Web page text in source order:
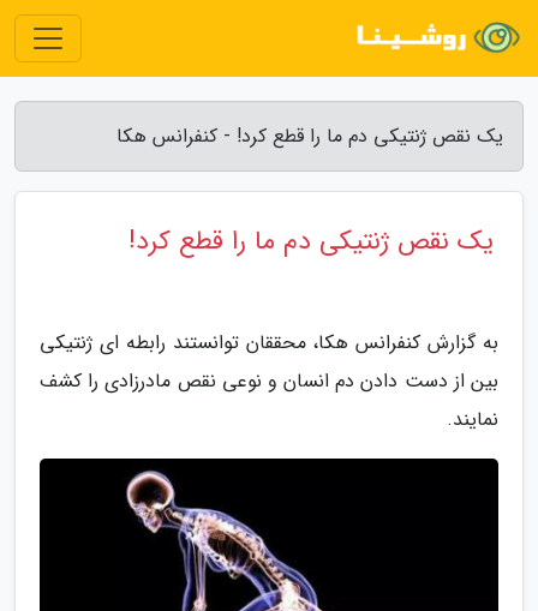
یک نقص ژنتیکی دم ما را قطع کرد! - کنفرانس هکا
یک نقص ژنتیکی دم ما را قطع کرد!
به گزارش کنفرانس هکا، محققان توانستند رابطه ای ژنتیکی
بین از دست دادن دم انسان و نوعی نقص مادرزادی را کشف
نمایند.